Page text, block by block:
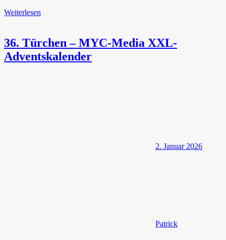
Weiterlesen
36. Türchen – MYC-Media XXL-
Adventskalender
2. Januar 2026
Patrick